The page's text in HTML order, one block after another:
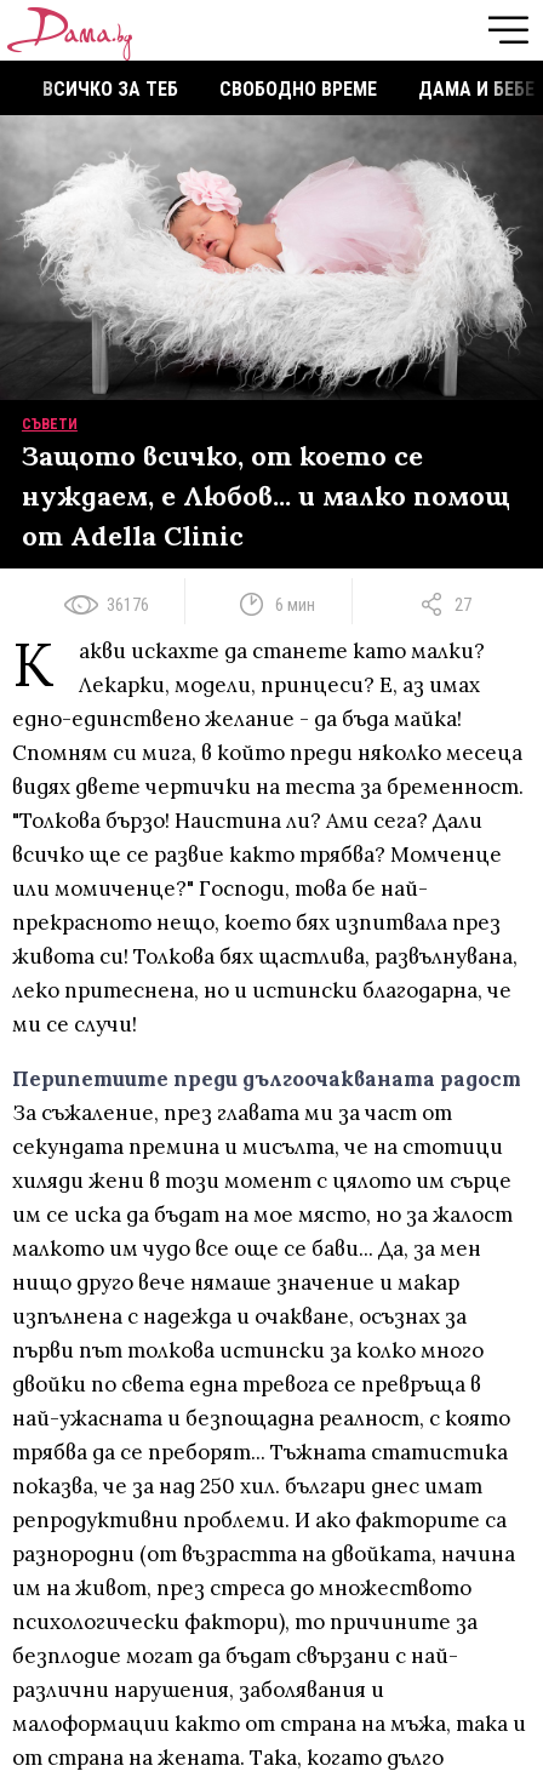
ВСИЧКО ЗА ТЕБ СВОБОДНО ВРЕМЕ ДАМА И БЕБЕ
СЪВЕТИ
Защото всичко, от което се
нуждаем, е Любов... и малко помощ
от Аdella Clinic
36176 6 мин 27
К
акви искахте да станете като малки?
Лекарки, модели, принцеси? Е, аз имах
едно-единствено желание - да бъда майка!
Спомням си мига, в който преди няколко месеца
видях двете чертички на теста за бременност.
"Толкова бързо! Наистина ли? Ами сега? Дали
всичко ще се развие както трябва? Момченце
или момиченце?" Господи, това бе най-
прекрасното нещо, което бях изпитвала през
живота си! Толкова бях щастлива, развълнувана,
леко притеснена, но и истински благодарна, че
ми се случи!
Перипетиите преди дългоочакваната радост
За съжаление, през главата ми за част от
секундата премина и мисълта, че на стотици
хиляди жени в този момент с цялото им сърце
им се иска да бъдат на мое място, но за жалост
малкото им чудо все още се бави... Да, за мен
нищо друго вече нямаше значение и макар
изпълнена с надежда и очакване, осъзнах за
първи път толкова истински за колко много
двойки по света една тревога се превръща в
най-ужасната и безпощадна реалност, с която
трябва да се преборят... Tъжната статистика
показва, че за над 250 хил. българи днес имат
репродуктивни проблеми. И ако факторите са
разнородни (от възрастта на двойката, начина
им на живот, през стреса до множеството
психологически фактори), то причините за
безплодие могат да бъдат свързани с най-
различни нарушения, заболявания и
малоформации както от страна на мъжа, така и
от страна на жената. Така, когато дълго